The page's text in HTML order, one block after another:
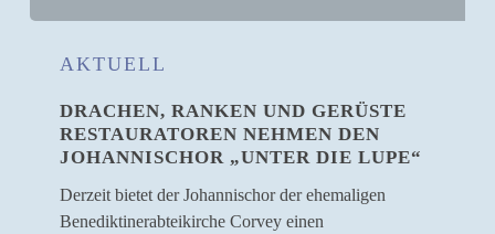
Ranken
Gerüste
Restauratoren
nehmen
Johannischor
AKTUELL
DRACHEN, RANKEN UND GERÜSTE
RESTAURATOREN NEHMEN DEN
JOHANNISCHOR „UNTER DIE LUPE“
Derzeit bietet der Johannischor der ehemaligen
Benediktinerabteikirche Corvey einen